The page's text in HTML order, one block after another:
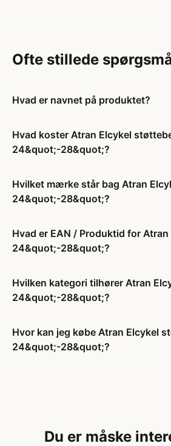
Ofte stillede
Hvad er navnet på produktet?
Hvad koster Atran Elcykel
24&quot;-28&quot;?
Hvilket mærke står bag Atran
24&quot;-28&quot;?
Hvad er EAN / Produktid for
24&quot;-28&quot;?
Hvilken kategori tilhører Atran
24&quot;-28&quot;?
Hvor kan jeg købe Atran Elcykel
24&quot;-28&quot;?
Du er måske